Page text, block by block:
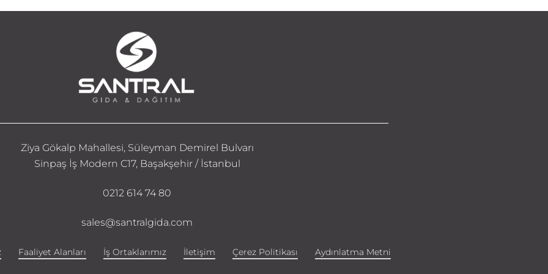
Ziya Gökalp Mahallesi, Süleyman Demirel Bulvarı
Sinpaş İş Modern C17, Başakşehir / İstanbul
0212 614 74 80
sales@santralgida.com
Faaliyet Alanları İş Ortaklarımız İletişim Çerez Politikası Aydınlatma Metni